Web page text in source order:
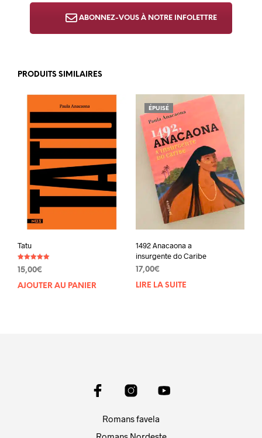
ABONNEZ-VOUS À NOTRE INFOLETTRE
PRODUITS SIMILAIRES
Tatu
5.00
15,00€
AJOUTER AU PANIER
ÉPUISÉ
1492 Anacaona a
insurgente do Caribe
17,00€
LIRE LA SUITE
Romans favela